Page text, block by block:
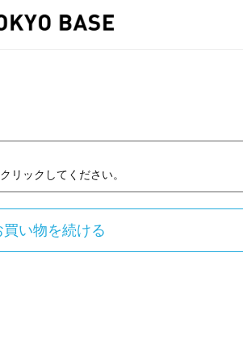
リックしてください。